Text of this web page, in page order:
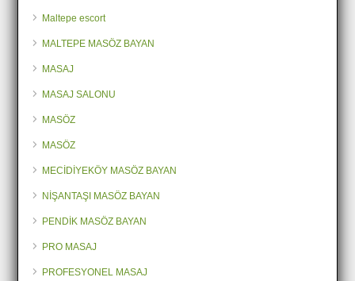
Maltepe escort
MALTEPE MASÖZ BAYAN
MASAJ
MASAJ SALONU
MASÖZ
MASÖZ
MECİDİYEKÖY MASÖZ BAYAN
NİŞANTAŞI MASÖZ BAYAN
PENDİK MASÖZ BAYAN
PRO MASAJ
PROFESYONEL MASAJ